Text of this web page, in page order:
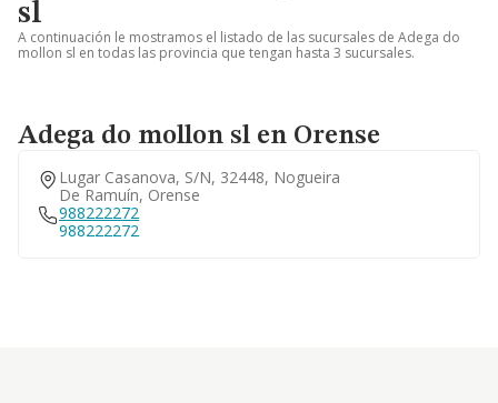
sl
A continuación le mostramos el listado de las sucursales de Adega do
mollon sl en todas las provincia que tengan hasta 3 sucursales.
Adega do mollon sl en Orense
Lugar Casanova, S/n, 32448, Nogueira
De Ramuín, Orense
988222272
988222272